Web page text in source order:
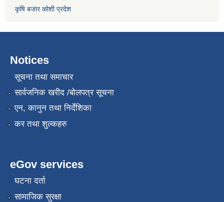
कृषि बजार कोशी प्रदेश
Notices
सूचना तथा समाचार
सार्वजनिक खरीद /बोलपत्र सूचना
एन, कानुन तथा निर्देशिका
कर तथा शुल्कहरु
eGov services
घटना दर्ता
सामाजिक सुरक्षा